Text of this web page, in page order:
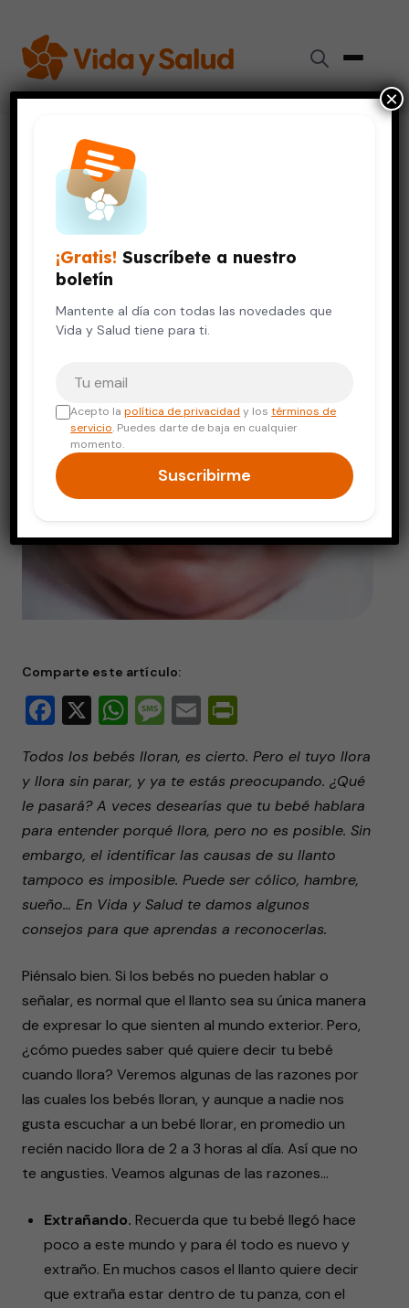
Embarazo y Bebés
EMBARAZO Y BEBÉS
¿Por qué llora mi bebé?
27 de diciembre, 2016
Comparte este artículo:
Facebook
X WhatsApp
Message
Email
Todos los bebés lloran, es cierto. Pero el tuyo llora
y llora sin parar, y ya te estás preocupando. ¿Qué
le pasará? A veces desearías que tu bebé hablara
para entender porqué llora, pero no es posible. Sin
embargo, el identificar las causas de su llanto
tampoco es imposible. Puede ser cólico, hambre,
sueño… En Vida y Salud te damos algunos
consejos para que aprendas a reconocerlas.
Piénsalo bien. Si los bebés no pueden hablar o
señalar, es normal que el llanto sea su única manera
de expresar lo que sienten al mundo exterior. Pero,
¿cómo puedes saber qué quiere decir tu bebé
cuando llora? Veremos algunas de las razones por
las cuales los bebés lloran, y aunque a nadie nos
gusta escuchar a un bebé llorar, en promedio un
recién nacido llora de 2 a 3 horas al día. Así que no
te angusties. Veamos algunas de las razones…
Extrañando. Recuerda que tu bebé llegó hace
poco a este mundo y para él todo es nuevo y
extraño. En muchos casos el llanto quiere decir
que extraña estar dentro de tu panza, con el
¡Gratis! Suscríbete a nuestro
boletín
Mantente al día con todas las novedades que
Vida y Salud tiene para ti.
Acepto lapolítica de privacidad y lostérminos de
servicio. Puedes darte de baja en cualquier
momento.
Suscribirme
×